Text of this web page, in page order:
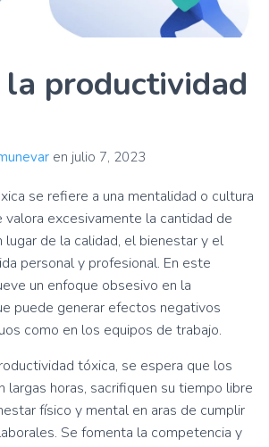
n
e
la productividad
en julio 7, 2023
se refiere a una mentalidad o cultura
valora excesivamente la cantidad de
lugar de la calidad, el bienestar y el
personal y profesional. En este
un enfoque obsesivo en la
puede generar efectos negativos
como en los equipos de trabajo.
tóxica, se espera que los
largas horas, sacrifiquen su tiempo libre
físico y mental en aras de cumplir
Se fomenta la competencia y